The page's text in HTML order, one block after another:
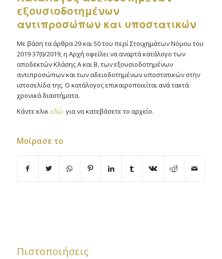
εξουσιοδοτημένων
αντιπροσώπων και υποστατικών
Με βάση τα άρθρα 29 και 50 του περί Στοιχημάτων Νόμου του
2019 37(Ι)/2019, η Αρχή οφείλει να αναρτά κατάλογο των
αποδεκτών Κλάσης Α και Β, των εξουσιοδοτημένων
αντιπροσώπων και των αδειοδοτημένων υποστατικών στην
ιστοσελίδα της. Ο κατάλογος επικαιροποιείται ανά τακτά
χρονικά διαστήματα.
Κάντε κλικ εδώ για να κατεβάσετε το αρχείο.
Μοίρασε το
Πιστοποιήσεις